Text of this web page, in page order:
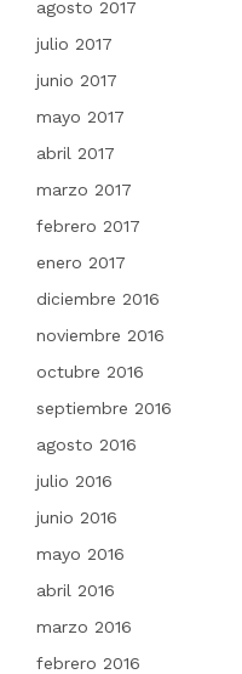
agosto 2017
julio 2017
junio 2017
mayo 2017
abril 2017
marzo 2017
febrero 2017
enero 2017
diciembre 2016
noviembre 2016
octubre 2016
septiembre 2016
agosto 2016
julio 2016
junio 2016
mayo 2016
abril 2016
marzo 2016
febrero 2016